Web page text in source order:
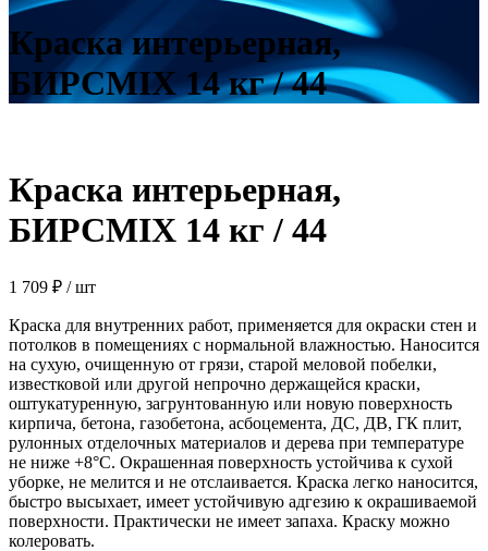
Краска интерьерная,
БИРСMIX 14 кг / 44
Краска интерьерная,
БИРСMIX 14 кг / 44
1 709 ₽ / шт
Краска для внутренних работ, применяется для окраски стен и
потолков в помещениях с нормальной влажностью. Наносится
на сухую, очищенную от грязи, старой меловой побелки,
известковой или другой непрочно держащейся краски,
оштукатуренную, загрунтованную или новую поверхность
кирпича, бетона, газобетона, асбоцемента, ДС, ДВ, ГК плит,
рулонных отделочных материалов и дерева при температуре
не ниже +8°С. Окрашенная поверхность устойчива к сухой
уборке, не мелится и не отслаивается. Краска легко наносится,
быстро высыхает, имеет устойчивую адгезию к окрашиваемой
поверхности. Практически не имеет запаха. Краску можно
колеровать.